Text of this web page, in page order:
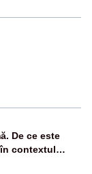
De ce este
contextul